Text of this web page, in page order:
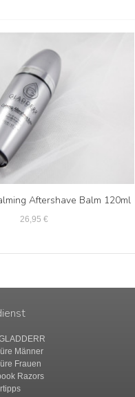
Aftershave Balm 120ml
26,95 €
Männer
Frauen
Razors